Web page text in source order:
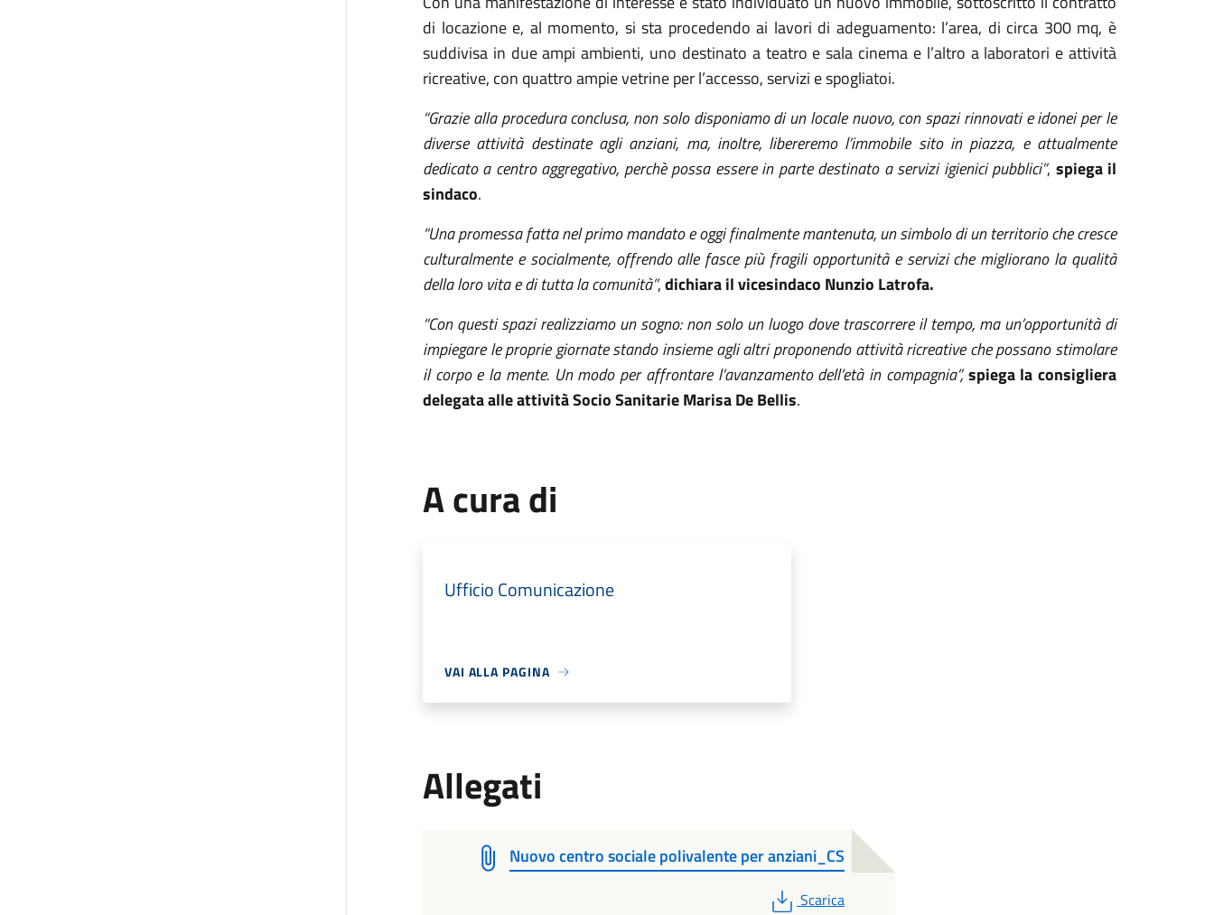
di locazione e, al momento, si sta procedendo ai lavori di adeguamento: l’area, di circa 300 mq, è
suddivisa in due ampi ambienti, uno destinato a teatro e sala cinema e l’altro a laboratori e attività
ricreative, con quattro ampie vetrine per l’accesso, servizi e spogliatoi.
“Grazie alla procedura conclusa, non solo disponiamo di un locale nuovo, con spazi rinnovati e idonei per le
diverse attività destinate agli anziani, ma, inoltre, libereremo l’immobile sito in piazza, e attualmente
dedicato a centro aggregativo, perchè possa essere in parte destinato a servizi igienici pubblici”, spiega il
sindaco.
“Una promessa fatta nel primo mandato e oggi finalmente mantenuta, un simbolo di un territorio che cresce
culturalmente e socialmente, offrendo alle fasce più fragili opportunità e servizi che migliorano la qualità
della loro vita e di tutta la comunità”,dichiara il vicesindaco Nunzio Latrofa.
“Con questi spazi realizziamo un sogno: non solo un luogo dove trascorrere il tempo, ma un’opportunità di
impiegare le proprie giornate stando insieme agli altri proponendo attività ricreative che possano stimolare
il corpo e la mente. Un modo per affrontare l’avanzamento dell’età in compagnia”, spiega la consigliera
delegata alle attività Socio Sanitarie Marisa De Bellis.
A cura di
Ufficio Comunicazione
VAI ALLA PAGINA
Allegati
Nuovo centro sociale polivalente per anziani_CS
PDF
Scarica